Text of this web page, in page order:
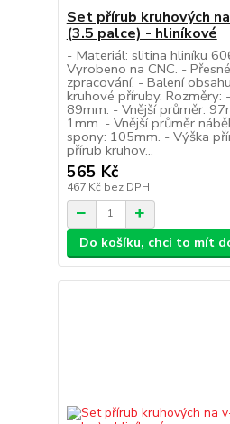
Set přírub kruhových
(3.5 palce) - hliníkové
- Materiál: slitina hliníku
Vyrobeno na CNC. -
zpracování. - Balení
kruhové příruby. Rozměry:
89mm. - Vnější průměr:
1mm. - Vnější průměr
spony: 105mm. - Výška
přírub kruhov...
565 Kč
467 Kč bez DPH
Do košíku, chci to mít